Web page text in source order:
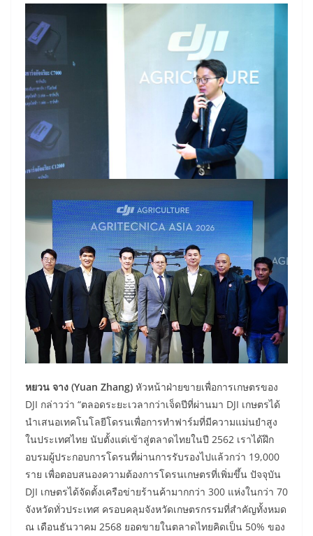
หยวน จาง (Yuan Zhang) หัวหน้าฝ่ายขายเพื่อการเกษตรของ
DJI กล่าวว่า “ตลอดระยะเวลากว่าเจ็ดปีที่ผ่านมา DJI เกษตรได้
นำเสนอเทคโนโลยีโดรนเพื่อการทำฟาร์มที่มีความแม่นยำสูง
ในประเทศไทย นับตั้งแต่เข้าสู่ตลาดไทยในปี 2562 เราได้ฝึก
อบรมผู้ประกอบการโดรนที่ผ่านการรับรองไปแล้วกว่า 19,000
ราย เพื่อตอบสนองความต้องการโดรนเกษตรที่เพิ่มขึ้น ปัจจุบัน
DJI เกษตรได้จัดตั้งเครือข่ายร้านค้ามากกว่า 300 แห่งในกว่า 70
จังหวัดทั่วประเทศ ครอบคลุมจังหวัดเกษตรกรรมที่สำคัญทั้งหมด
ณ เดือนธันวาคม 2568 ยอดขายในตลาดไทยคิดเป็น 50% ของ